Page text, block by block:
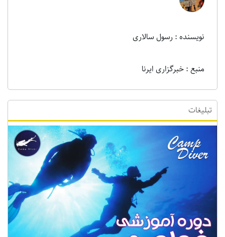
نویسنده : رسول سالاری
منبع : خبرگزاری ایرنا
تبلیغات